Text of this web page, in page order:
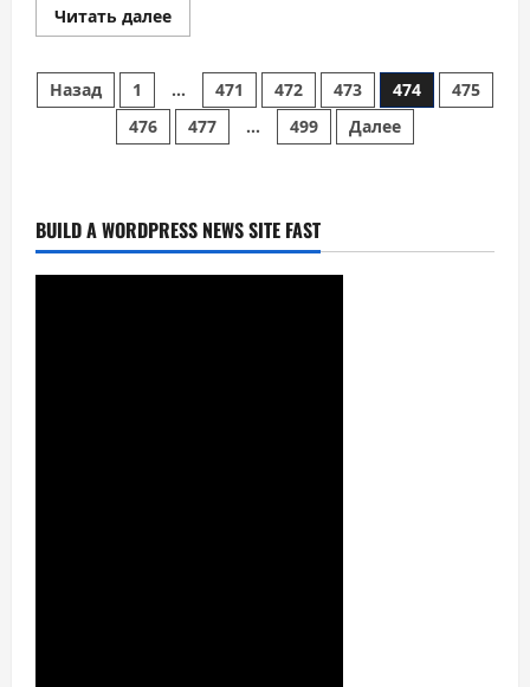
Читать далееПрочитать
больше
САЪЙИ-
ҲАРАКАТЛАР
—
ИНСОН
ҚАДРИ
Пагинация
записей
Назад 1 … 471 472 473 474
475
476
477 … 499 Далее
BUILD A WORDPRESS NEWS SITE FAST